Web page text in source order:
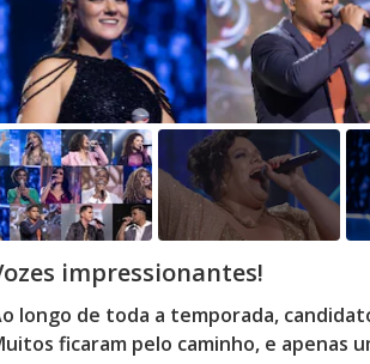
impressionantes!
longo de toda a temporada,
ficaram pelo caminho, e apenas